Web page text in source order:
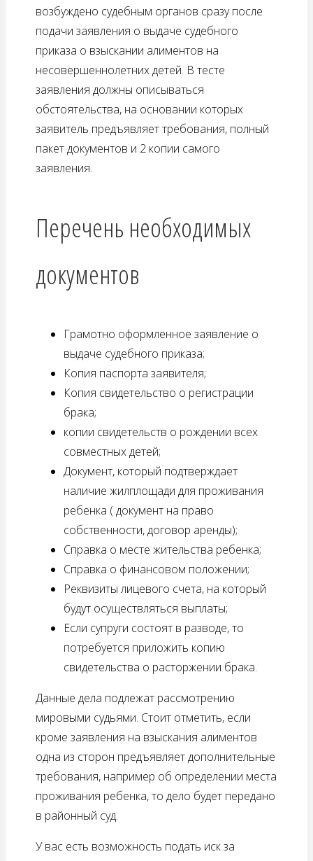
возбуждено судебным органов сразу после
подачи заявления о выдаче судебного
приказа о взыскании алиментов на
несовершеннолетних детей. В тесте
заявления должны описываться
обстоятельства, на основании которых
заявитель предъявляет требования, полный
пакет документов и 2 копии самого
заявления.
Перечень необходимых
документов
Грамотно оформленное заявление о
выдаче судебного приказа;
Копия паспорта заявителя;
Копия свидетельство о регистрации
брака;
копии свидетельств о рождении всех
совместных детей;
Документ, который подтверждает
наличие жилплощади для проживания
ребенка ( документ на право
собственности, договор аренды);
Справка о месте жительства ребенка;
Справка о финансовом положении;
Реквизиты лицевого счета, на который
будут осуществляться выплаты;
Если супруги состоят в разводе, то
потребуется приложить копию
свидетельства о расторжении брака.
Данные дела подлежат рассмотрению
мировыми судьями. Стоит отметить, если
кроме заявления на взыскания алиментов
одна из сторон предъявляет дополнительные
требования, например об определении места
проживания ребенка, то дело будет передано
в районный суд.
У вас есть возможность подать иск за